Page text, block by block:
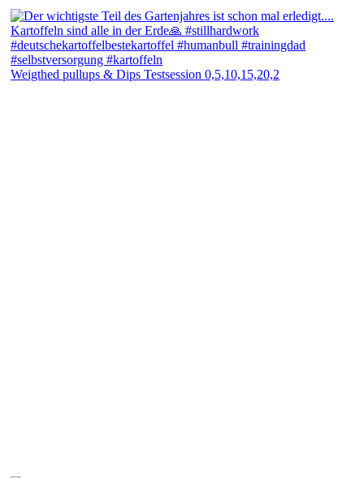
Weigthed pullups & Dips Testsession 0,5,10,15,20,2